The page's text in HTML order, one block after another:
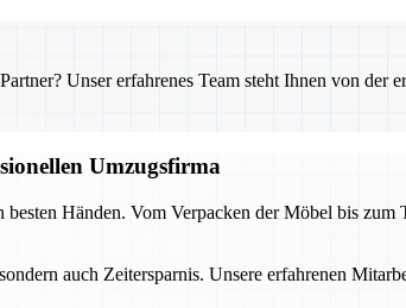
Unser erfahrenes Team steht Ihnen von
Umzugsfirma
Händen. Vom Verpacken der Möbel bis
auch Zeitersparnis. Unsere erfahrenen